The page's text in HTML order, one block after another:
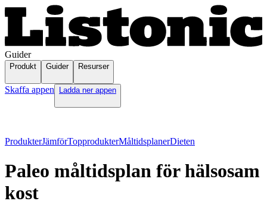
Guider
Produkt Guider Resurser
Skaffa appen Ladda ner appen
ProdukterJämförTopprodukterMåltidsplanerDieten
Paleo måltidsplan för hälsosam
kost